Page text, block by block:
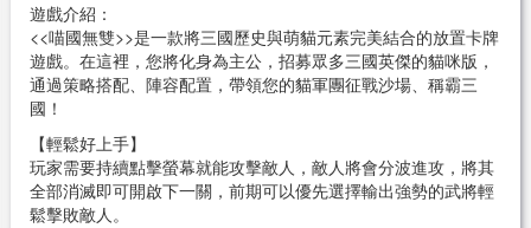
遊戲介紹：
<<喵國無雙>>是一款將三國歷史與萌貓元素完美結合的放置卡牌
遊戲。在這裡，您將化身為主公，招募眾多三國英傑的貓咪版，
通過策略搭配、陣容配置，帶領您的貓軍團征戰沙場、稱霸三
國！
【輕鬆好上手】
玩家需要持續點擊螢幕就能攻擊敵人，敵人將會分波進攻，將其
全部消滅即可開啟下一關，前期可以優先選擇輸出強勢的武將輕
鬆擊敗敵人。